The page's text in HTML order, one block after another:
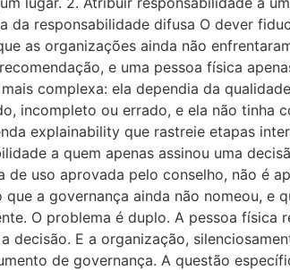
da responsabilidade difusa O dever
as organizações ainda não
e uma pessoa física
complexa: ela dependia da
incompleto ou errado, e ela não tinha
explainability que rastreie etapas
a quem apenas assinou uma
uso aprovada pelo conselho, não é
a governança ainda não nomeou, e
O problema é duplo. A pessoa física
E a organização,
de governança. A questão